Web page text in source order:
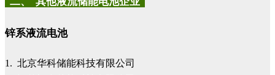
锌系液流电池
1. 北京华科储能科技有限公司